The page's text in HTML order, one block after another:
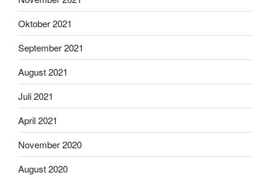
Oktober 2021
September 2021
August 2021
Juli 2021
April 2021
November 2020
August 2020